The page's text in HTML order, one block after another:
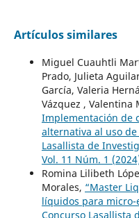
Artículos similares
Miguel Cuauhtli
Prado, Julieta
García, Valeria
Vázquez , Valentina
Implementación de
alternativa al uso de
Lasallista de
Vol. 11 Núm. 1
Romina Lilibeth
Morales, “Master
líquidos para micro-
Concurso Lasallista